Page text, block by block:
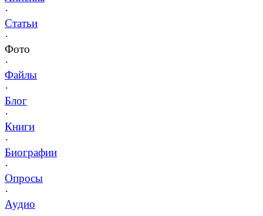
·
Статьи
·
Фото
·
Файлы
·
Блог
·
Книги
·
Биографии
·
Опросы
·
Аудио